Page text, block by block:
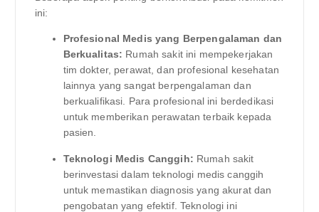
ini:
Profesional Medis yang Berpengalaman dan
Berkualitas: Rumah sakit ini mempekerjakan
tim dokter, perawat, dan profesional kesehatan
lainnya yang sangat berpengalaman dan
berkualifikasi. Para profesional ini berdedikasi
untuk memberikan perawatan terbaik kepada
pasien.
Teknologi Medis Canggih: Rumah sakit
berinvestasi dalam teknologi medis canggih
untuk memastikan diagnosis yang akurat dan
pengobatan yang efektif. Teknologi ini